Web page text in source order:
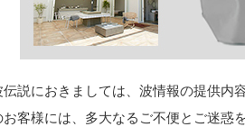
説におきましては、波情報の提供内
客様には、多大なるご不便とご迷惑